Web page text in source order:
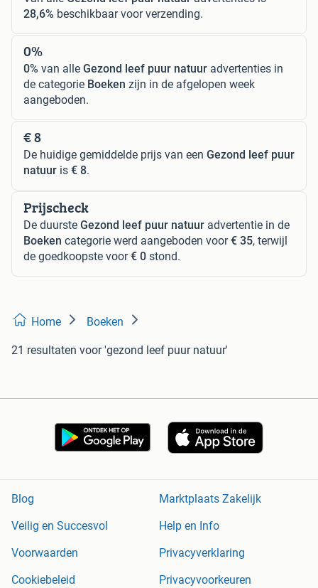
28,6% beschikbaar voor verzending.
0%
0% van alle Gezond leef puur natuur advertenties in
de categorie Boeken zijn in de afgelopen week
aangeboden.
€ 8
De huidige gemiddelde prijs van een Gezond leef puur
natuur is € 8.
Prijscheck
De duurste Gezond leef puur natuur advertentie in de
Boeken categorie werd aangeboden voor€ 35, terwijl
de goedkoopste voor€ 0 stond.
Home Boeken
21 resultaten voor 'gezond leef puur natuur'
Blog
Marktplaats Zakelijk
Veilig en Succesvol
Help en Info
Voorwaarden
Privacyverklaring
Cookiebeleid
Privacyvoorkeuren